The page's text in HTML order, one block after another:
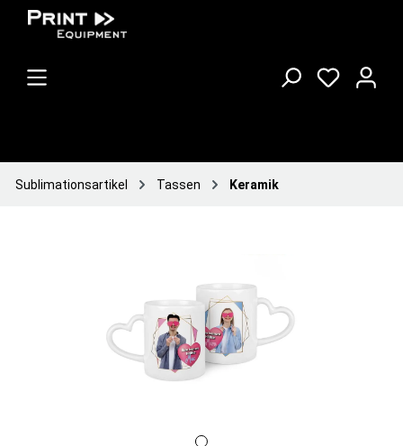
Sublimationsartikel Tassen Keramik